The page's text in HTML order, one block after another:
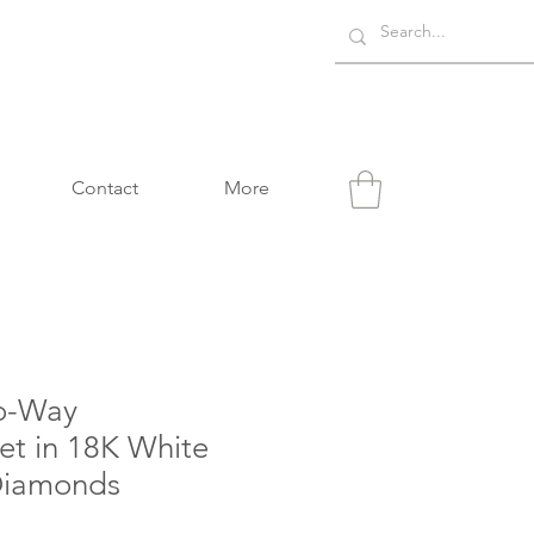
Contact More
Way
in 18K White